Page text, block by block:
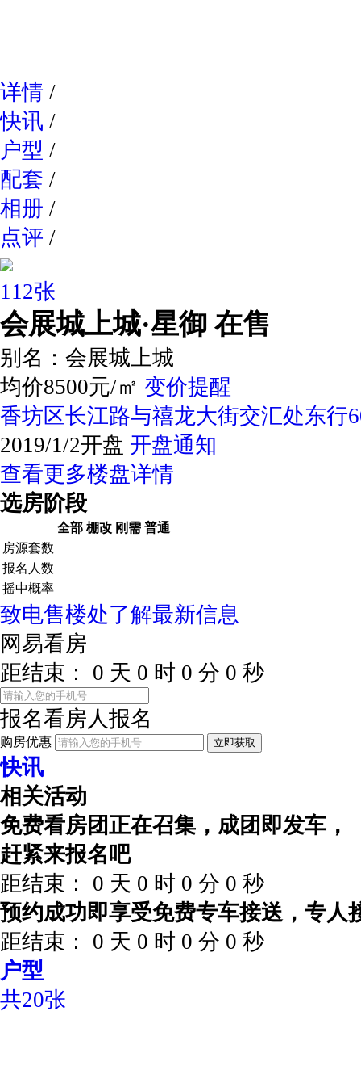
详情 /
快讯 /
户型 /
配套 /
相册 /
点评 /
112张
会展城上城·星御 在售
别名： 会展城上城
均价8500元/㎡ 变价提醒
香坊区长江路与禧龙大街交汇处东行
2019/1/2开盘 开盘通知
查看更多楼盘详情
选房阶段
全部 棚改 刚需 普通
房源套数
报名人数
摇中概率
致电售楼处了解最新信息
网易看房
距结束：
0 天 0 时 0 分 0 秒
报名看房人报名
购房优惠 立即获取
快讯
相关活动
免费看房团正在召集，成团即发车，
赶紧来报名吧
距结束：
0 天 0 时 0 分 0 秒
预约成功即享受免费专车接送，专人
距结束：
0 天 0 时 0 分 0 秒
户型
共20张